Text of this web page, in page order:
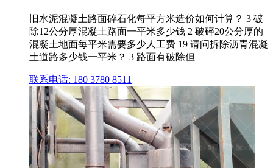
旧水泥混凝土路面碎石化每平方米造价如何计算？ 3 破
除12公分厚混凝土路面一平米多少钱 2 破碎20公分厚的
混凝土地面每平米需要多少人工费 19 请问拆除沥青混凝
土道路多少钱一平米？ 3 路面有破除但
联系电话: 180 3780 8511